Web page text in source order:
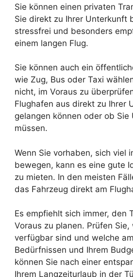
Sie können einen privaten
Sie direkt zu Ihrer Unterkunft
stressfrei und besonders
einem langen Flug.
Sie können auch ein
wie Zug, Bus oder Taxi
nicht, im Voraus zu
Flughafen aus direkt zu Ihrer
gelangen können oder ob Sie
müssen.
Wenn Sie vorhaben, sich viel
bewegen, kann es eine gute
zu mieten. In den meisten
das Fahrzeug direkt am
Es empfiehlt sich immer, den
Voraus zu planen. Prüfen
verfügbar sind und welche
Bedürfnissen und Ihrem
können Sie nach einer
Ihrem Langzeiturlaub in der